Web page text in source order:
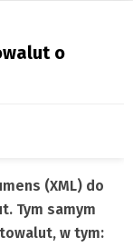
o
(XML) do
Tym samym
w tym: